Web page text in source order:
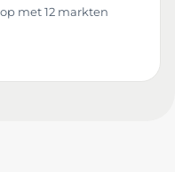
met 12 markten